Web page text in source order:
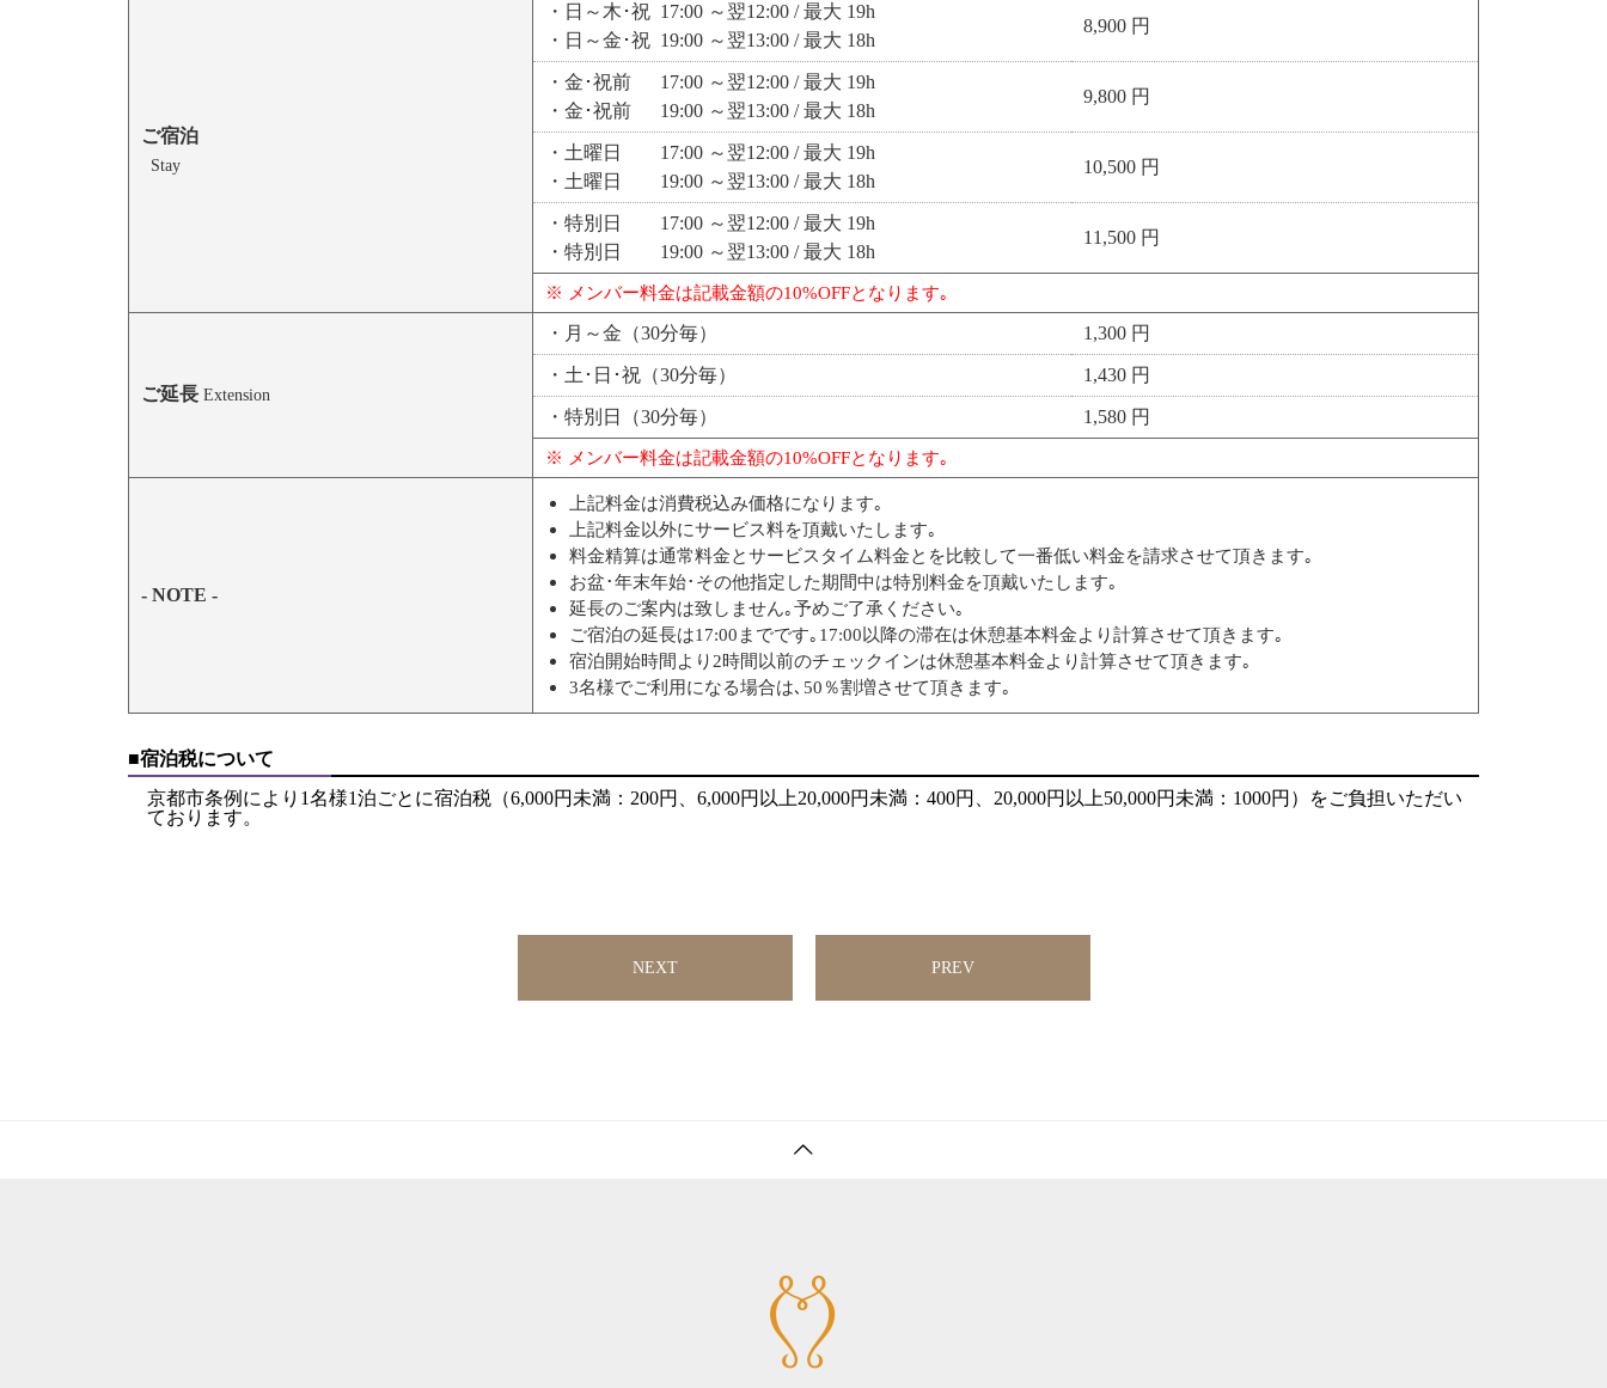
ご宿泊
Stay
・日～木･祝 17:00 ～翌12:00 / 最大 19h
・日～金･祝 19:00 ～翌13:00 / 最大 18h
8,900 円
・金･祝前 17:00 ～翌12:00 / 最大 19h
・金･祝前 19:00 ～翌13:00 / 最大 18h
9,800 円
・土曜日 17:00 ～翌12:00 / 最大 19h
・土曜日 19:00 ～翌13:00 / 最大 18h
10,500 円
・特別日 17:00 ～翌12:00 / 最大 19h
・特別日 19:00 ～翌13:00 / 最大 18h
11,500 円
※ メンバー料金は記載金額の10%OFFとなります｡
ご延長 Extension
・月～金（30分毎） 1,300 円
・土･日･祝（30分毎） 1,430 円
・特別日（30分毎）
1,580 円
※ メンバー料金は記載金額の10%OFFとなります｡
- NOTE -
上記料金は消費税込み価格になります｡
上記料金以外にサービス料を頂戴いたします｡
料金精算は通常料金とサービスタイム料金とを比較して一番低い料金を請求させて頂きます｡
お盆･年末年始･その他指定した期間中は特別料金を頂戴いたします｡
延長のご案内は致しません｡予めご了承ください｡
ご宿泊の延長は17:00までです｡17:00以降の滞在は休憩基本料金より計算させて頂きます｡
宿泊開始時間より2時間以前のチェックインは休憩基本料金より計算させて頂きます｡
3名様でご利用になる場合は､50％割増させて頂きます｡
■宿泊税について
京都市条例により1名様1泊ごとに宿泊税（6,000円未満：200円、6,000円以上20,000円未満：400円、20,000円以上50,000円未満：1000円）をご負担いただい
ております。
NEXT PREV